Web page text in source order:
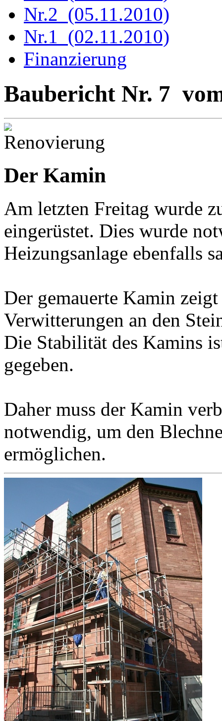
Nr.2 (05.11.2010)
Nr.1 (02.11.2010)
Finanzierung
Baubericht Nr. 7
Der Kamin
Am letzten Freitag wurde
eingerüstet. Dies wurde
Heizungsanlage ebenfalls
Der gemauerte Kamin
Verwitterungen an den
Die Stabilität des Kamins
gegeben.
Daher muss der Kamin
notwendig, um den
ermöglichen.